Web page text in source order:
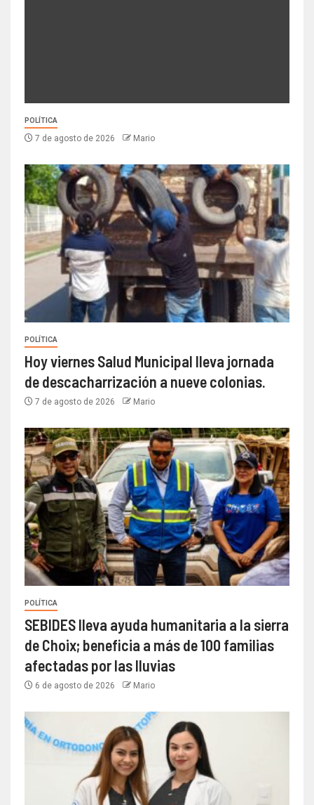
POLÍTICA
7 de agosto de 2026 Mario
POLÍTICA
Hoy viernes Salud Municipal lleva jornada
de descacharrización a nueve colonias.
7 de agosto de 2026 Mario
POLÍTICA
SEBIDES lleva ayuda humanitaria a la sierra
de Choix; beneficia a más de 100 familias
afectadas por las lluvias
6 de agosto de 2026 Mario